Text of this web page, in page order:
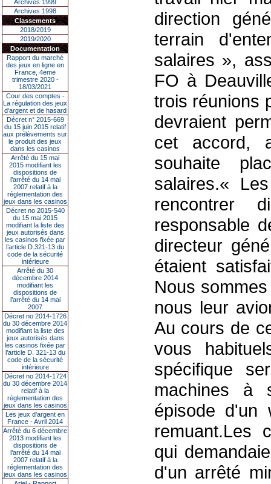
Archives 1999
Archives 1998
Classements
2018/2019
2019/2020
Documentation
Rapport du marché
des jeux en ligne en
France, 4eme
trimestre 2020 -
18/03/2021
Cour des comptes -
La régulation des jeux
d’argent et de hasard
Décret n° 2015-669
du 15 juin 2015 relatif
aux prélèvements sur
le produit des jeux
dans les casinos
Arrêté du 15 mai
2015 modifiant les
dispositions de
l’arrêté du 14 mai
2007 relatif à la
réglementation des
jeux dans les casinos
Décret no 2015-540
du 15 mai 2015
modifiant la liste des
jeux autorisés dans
les casinos fixée par
l’article D.321-13 du
code de la sécurité
intérieure
Arrêté du 30
décembre 2014
modifiant les
dispositions de
l’arrêté du 14 mai
2007
Décret no 2014-1726
du 30 décembre 2014
modifiant la liste des
jeux autorisés dans
les casinos fixée par
l’article D. 321-13 du
code de la sécurité
intérieure
Décret no 2014-1724
du 30 décembre 2014
relatif à la
réglementation des
jeux dans les casinos
Les jeux d’argent en
France - Avril 2014
Arrêté du 6 décembre
2013 modifiant les
dispositions de
l’arrêté du 14 mai
2007 relatif à la
réglementation des
jeux dans les casinos
direction
terrain
salaires »,
FO à
trois réunions
devraient
cet accord,
souhaite
salaires.«
rencontrer
responsable
directeur
étaient
Nous
nous leur
Au cours de
vous
spécifique
machines à
épisode d'un
remuant.Les
qui
d'un arrêté